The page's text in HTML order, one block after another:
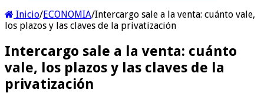
Inicio/ECONOMIA/Intercargo sale a la venta: cuánto vale,
los plazos y las claves de la privatización
Intercargo sale a la venta: cuánto
vale, los plazos y las claves de la
privatización